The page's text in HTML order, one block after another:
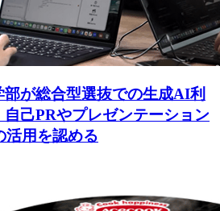
が総合型選抜での生成AI利
己PRやプレゼンテーション
用を認める